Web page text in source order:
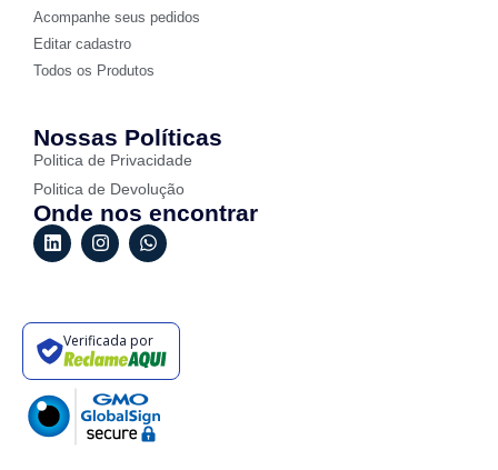
Acompanhe seus pedidos
Editar cadastro
Todos os Produtos
Nossas Políticas
Politica de Privacidade
Politica de Devolução
Onde nos encontrar
Verificada por